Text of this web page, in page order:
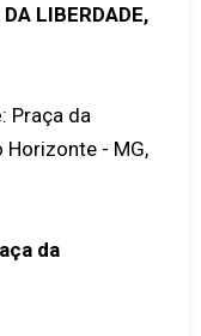
LIBERDADE,
: Praça da
Horizonte - MG,
da